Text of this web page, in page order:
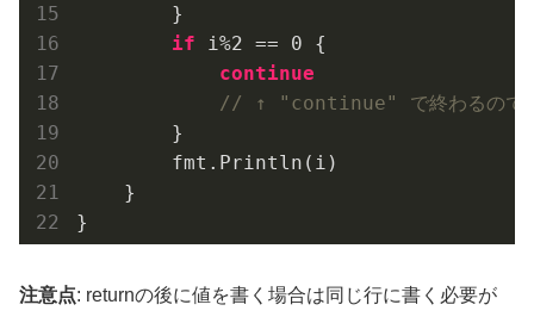
        }
if i%2 == 0 {
continue
// ↑ "continue" で終わるので
        }
        fmt.Println(i)
    }
注意点: returnの後に値を書く場合は同じ行に書く必要が